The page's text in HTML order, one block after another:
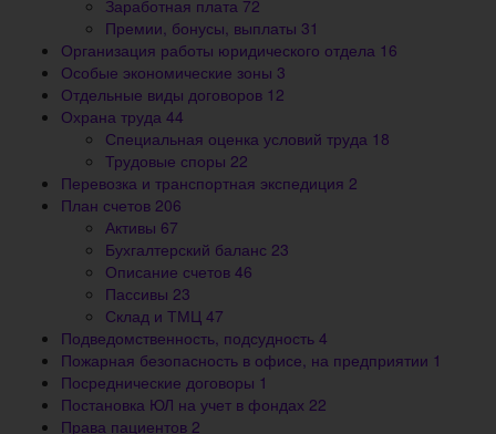
Заработная плата 72
Премии, бонусы, выплаты 31
Организация работы юридического отдела 16
Особые экономические зоны 3
Отдельные виды договоров 12
Охрана труда 44
Специальная оценка условий труда 18
Трудовые споры 22
Перевозка и транспортная экспедиция 2
План счетов 206
Активы 67
Бухгалтерский баланс 23
Описание счетов 46
Пассивы 23
Склад и ТМЦ 47
Подведомственность, подсудность 4
Пожарная безопасность в офисе, на предприятии 1
Посреднические договоры 1
Постановка ЮЛ на учет в фондах 22
Права пациентов 2